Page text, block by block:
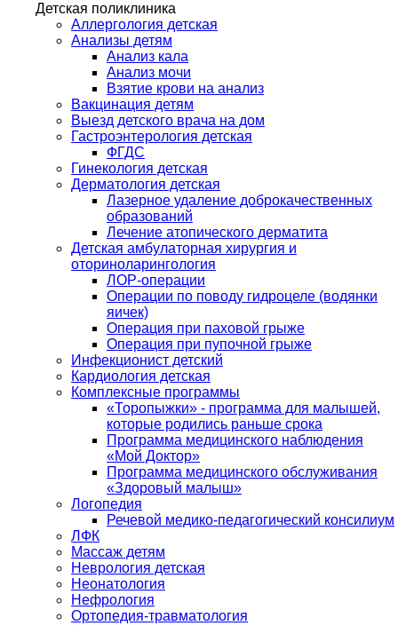
Детская поликлиника
Аллергология детская
Анализы детям
Анализ кала
Анализ мочи
Взятие крови на анализ
Вакцинация детям
Выезд детского врача на дом
Гастроэнтерология детская
ФГДС
Гинекология детская
Дерматология детская
Лазерное удаление доброкачественных
образований
Лечение атопического дерматита
Детская амбулаторная хирургия и
оториноларингология
ЛОР-операции
Операции по поводу гидроцеле (водянки
яичек)
Операция при паховой грыже
Операция при пупочной грыже
Инфекционист детский
Кардиология детская
Комплексные программы
«Торопыжки» - программа для малышей,
которые родились раньше срока
Программа медицинского наблюдения
«Мой Доктор»
Программа медицинского обслуживания
«Здоровый малыш»
Логопедия
Речевой медико-педагогический консилиум
ЛФК
Массаж детям
Неврология детская
Неонатология
Нефрология
Ортопедия-травматология